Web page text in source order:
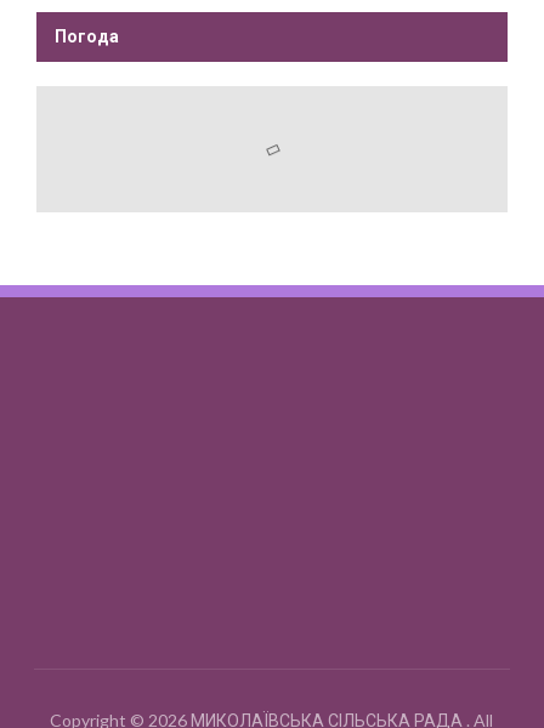
Погода
Copyright © 2026 МИКОЛАЇВСЬКА СІЛЬСЬКА РАДА . All